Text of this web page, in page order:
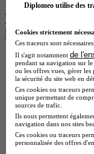
Les intitulés
les plus
BTS Esf en
BTS Dietetique
BTS Mco en
BTS Pi en
BTS Sp3s en
Master CCA en
BTS Ndrc en
BTS Sam en
Cap Fleuriste en
Diplomeo utilise des
Cookies strictement
Ces traceurs sont
Il s'agit notamment de
pendant sa navigation sur
ou les offres vues, gérer
la sécurité du site web en
Ces cookies ou traceurs
unique permettant de
sources de trafic.
Ils nous permettent
navigation dans nos sites
Ces cookies ou traceurs
personnalisée des offres